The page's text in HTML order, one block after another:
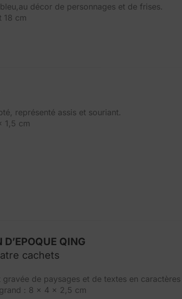
décor de personnages et de frises.
18 cm
représenté assis et souriant.
1,5 cm
QING
cachets
gravée de paysages et de textes en
: 8 x 4 x 2,5 cm